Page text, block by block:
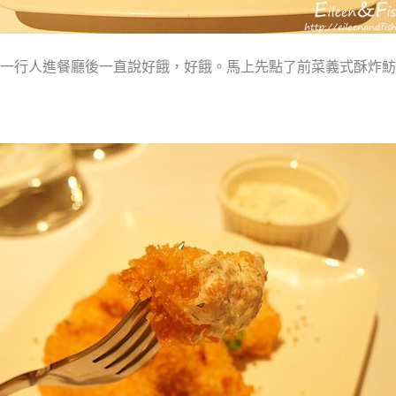
行人進餐廳後一直說好餓，好餓。馬上先點了前菜義式酥炸